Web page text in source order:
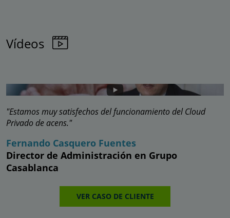
Vídeos
"Estamos muy satisfechos del funcionamiento del Cloud
Privado de acens."
Fernando Casquero Fuentes
Director de Administración en Grupo
Casablanca
VER CASO DE CLIENTE